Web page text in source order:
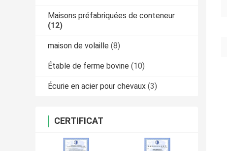
Maisons préfabriquées de conteneur
(12)
maison de volaille (8)
Étable de ferme bovine (10)
Écurie en acier pour chevaux (3)
CERTIFICAT